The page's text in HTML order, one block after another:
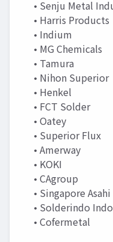
• Senju Metal
• Harris Products
• Indium
• MG Chemicals
• Tamura
• Nihon Superior
• Henkel
• FCT Solder
• Oatey
• Superior Flux
• Amerway
• KOKI
• CAgroup
• Singapore Asahi
• Solderindo
• Cofermetal